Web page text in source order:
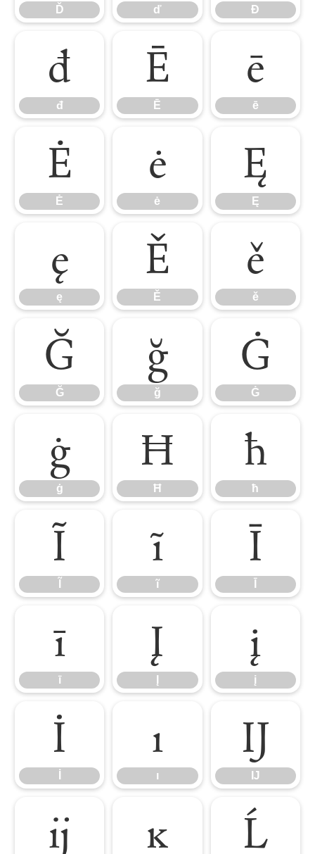
Ď ď Đ
đ
đ
Ē
Ē
ē
ē
Ė
Ė
ė
ė
Ę
Ę
ę
ę
Ě
Ě
ě
ě
Ğ
Ğ
ğ
ğ
Ġ
Ġ
ġ
ġ
Ħ
Ħ
ħ
ħ
Ĩ ĩ
ĩ
Ī
ī
ī
Į į
į
İ ı
ı
Ĳ
Ĳ
ĳ ĸ Ĺ